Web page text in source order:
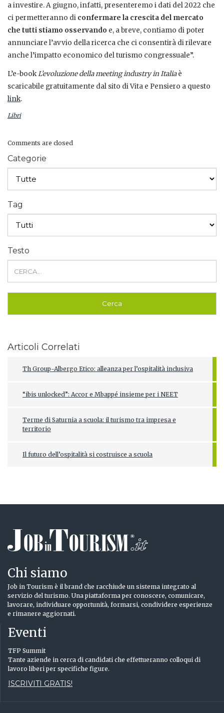
a investire. A giugno, infatti, presenteremo i dati del 2022 che
ci permetteranno di confermare la crescita del mercato
che tutti stiamo osservando e, a breve, contiamo di poter
annunciare l’avvio della ricerca che ci consentirà di rilevare
anche l’impatto economico del turismo congressuale”.
L’e-bookL’evoluzione della meeting industry in Italiaè
scaricabile gratuitamente dal sito di Vita e Pensiero a questo
link.
Libri
Comments are closed
Categorie
Tag
Testo
Articoli Correlati
Th Group-Albergo Etico: alleanza per l’ospitalità inclusiva
“ibis unlocked”: Accor e Mbappé insieme per i NEET
Terme di Saturnia a scuola: il turismo tra impresa e
territorio
Il futuro dell’ospitalità si costruisce a scuola
Chi siamo
Job in Tourism è il brand che racchiude un sistema integrato al
servizio del turismo. Una piattaforma per conoscere, comunicare,
lavorare, individuare opportunità, formarsi, condividere esperienze
e rimanere aggiornati.
Eventi
TFP Summit
Tante aziende in cerca di candidati che effettueranno colloqui di
lavoro liberi per specifiche figure.
ISCRIVITI GRATIS!